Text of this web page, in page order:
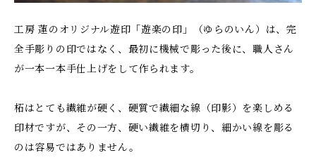
工房 蓮のオリジナル遊印「遊楽の印」（ゆらのいん）は、完
全手彫りの印ではなく、最初に機械で彫った後に、職人さん
が一本一本手仕上げをして作られます。
柘はとても繊維が硬く、硬質で繊細な線（印影）を楽しめる
印材ですが、その一方、硬い繊維を横切り、細かい線を彫る
のは容易ではありません。